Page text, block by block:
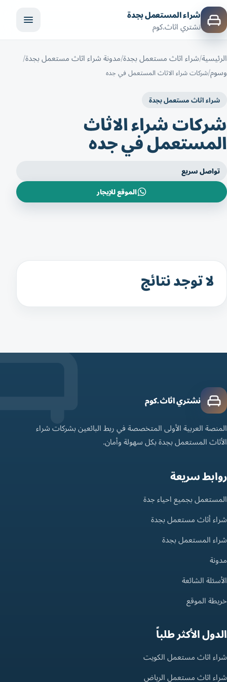
شراء المستعمل بجدة
نشتري اثاث.كوم
الرئيسية شراء اثاث مستعمل بجدة مدونة شراء اثاث مستعمل بجدة
وسوم شركات شراء الاثاث المستعمل في جده
شراء اثاث مستعمل بجدة
شركات شراء الاثاث
المستعمل في جده
تواصل سريع
الموقع للإيجار
لا توجد نتائج
نشتري اثاث.كوم
المنصة العربية الأولى المتخصصة في ربط البائعين بشركات شراء
الأثاث المستعمل بجدة بكل سهولة وأمان.
روابط سريعة
المستعمل بجميع احياء جدة
شراء أثاث مستعمل بجدة
شراء المستعمل بجدة
مدونة
الأسئلة الشائعة
خريطة الموقع
الدول الأكثر طلباً
شراء اثاث مستعمل الكويت
شراء اثاث مستعمل الرياض